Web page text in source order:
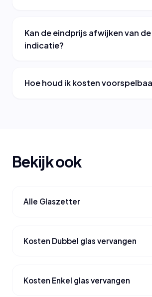
Kan de eindprijs afwijken van de
indicatie?
Hoe houd ik kosten
Bekijk ook
Alle Glaszetter
Kosten Dubbel glas vervangen
Kosten Enkel glas vervangen